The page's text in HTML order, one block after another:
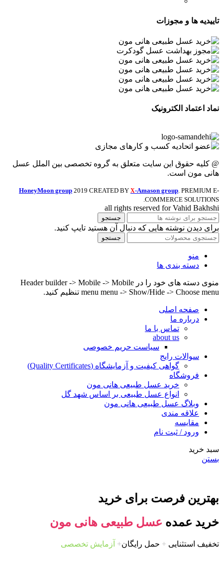
تاییدیه ها و مجوزات
نماد اعتماد الکترونیک
@ کلیه حقوق این سایت متعلق به گروه تخصصی بین الملل عسل
هانی مون است.
HoneyMoon group 2019 CREATED BY X-Amason group. PREMIUM E-
COMMERCE SOLUTIONS.
all rights reserved for Vahid Bakhshi
جستجو
برای دیدن نوشته هایی که دنبال آن هستید تایپ کنید.
جستجو
منو
دسته بندی ها
منوی دسته های خود را در Header builder -> Mobile -> Mobile
menu menu -> Show/Hide -> Choose menu تنظیم کنید.
صفحه اصلی
درباره ما
تماس با ما
about us
سیاست حریم خصوصی
سوالات رایج
گواهی کیفیت و آزمایشگاه (Quality Certificates)
فروشگاه
خرید عسل طبیعی هانی مون
انواع عسل طبیعی بر اساس شهد گل
وبلاگ عسل طبیعی هانی مون
علاقه مندی
مقایسه
ورود / ثبت نام
سبد خرید
بستن
بهترین فرصت برای خرید
خرید عمده عسل طبیعی هانی مون
تخفیف استثنایی + حمل رایگان+ آزمایش تخصصی